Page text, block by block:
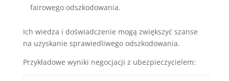
fairowego odszkodowania.
Ich wiedza i doświadczenie mogą zwiększyć szanse
na uzyskanie sprawiedliwego odszkodowania.
Przykładowe wyniki negocjacji z ubezpieczycielem: